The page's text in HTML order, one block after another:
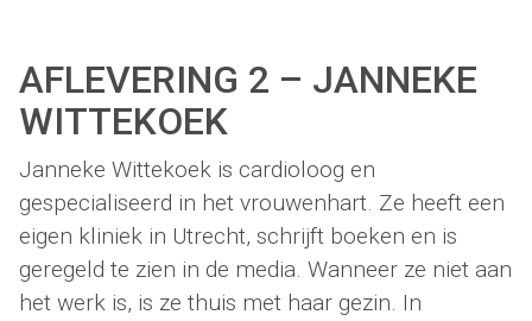
AFLEVERING 2 – JANNEKE
WITTEKOEK
Janneke Wittekoek is cardioloog en
gespecialiseerd in het vrouwenhart. Ze heeft een
eigen kliniek in Utrecht, schrijft boeken en is
geregeld te zien in de media. Wanneer ze niet aan
het werk is, is ze thuis met haar gezin. In